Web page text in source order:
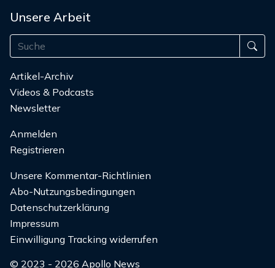
Unsere Arbeit
Artikel-Archiv
Videos & Podcasts
Newsletter
Anmelden
Registrieren
Unsere Kommentar-Richtlinien
Abo-Nutzungsbedingungen
Datenschutzerklärung
Impressum
Einwilligung Tracking widerrufen
© 2023 - 2026 Apollo News